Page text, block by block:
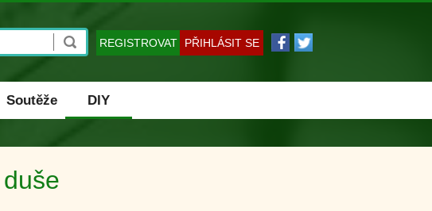
REGISTROVAT PŘIHLÁSIT SE
Soutěže DIY